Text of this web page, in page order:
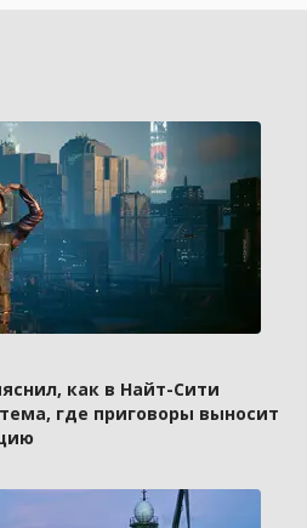
как в Найт-Сити
где приговоры выносит